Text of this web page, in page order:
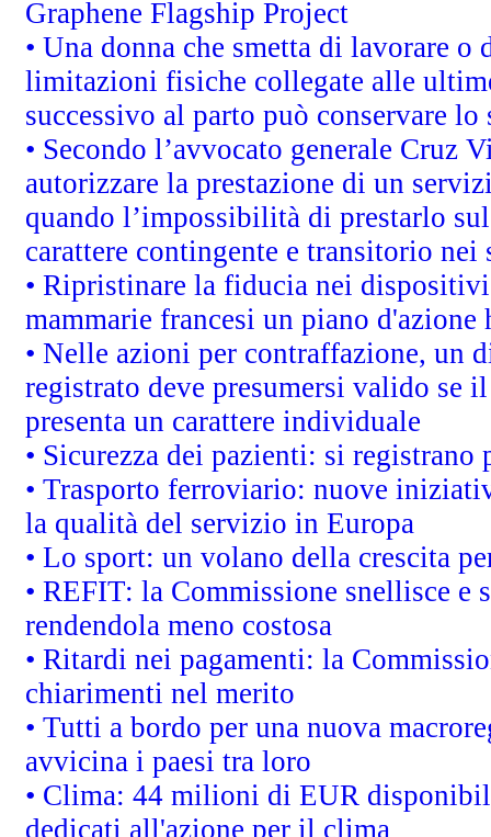
Graphene Flagship Project
• Una donna che smetta di lavorare
limitazioni fisiche collegate alle
successivo al parto può conservare
• Secondo l’avvocato generale Cruz
autorizzare la prestazione di un
quando l’impossibilità di prestarlo
carattere contingente e transitorio
• Ripristinare la fiducia nei
mammarie francesi un piano
• Nelle azioni per contraffazione, un
registrato deve presumersi valido se
presenta un carattere individuale
• Sicurezza dei pazienti: si
• Trasporto ferroviario: nuove
la qualità del servizio in Europa
• Lo sport: un volano della crescita
• REFIT: la Commissione snellisce
rendendola meno costosa
• Ritardi nei pagamenti: la
chiarimenti nel merito
• Tutti a bordo per una nuova
avvicina i paesi tra loro
• Clima: 44 milioni di EUR
dedicati all'azione per il clima